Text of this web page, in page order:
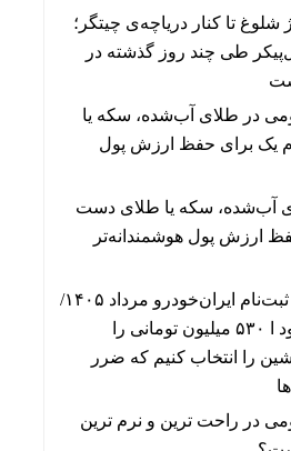
شلوغ تا کنار دریاچه‌ی چیتگر؛
طی چند روز گذشته در
در طلای آب‌شده، سکه یا
یک برای حفظ ارزش پول
آب‌شده، سکه یا طلای دست
ارزش پول هوشمندانه‌تر
ثبت‌نام ایران‌خودرو مرداد ۱۴۰۵/
این افراد می‌توانند سود ا ۵۳۰ میلیون تومانی را
را انتخاب کنیم که ضرر
در راحت ترین و نرم ترین